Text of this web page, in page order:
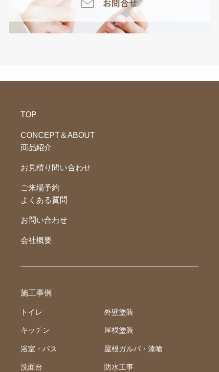
TOP
CONCEPT＆ABOUT
商品紹介
お見積り問い合わせ
ご来場予約
よくある質問
お問い合わせ
会社概要
施工事例
トイレ
キッチン
浴室・バス
洗面台
外壁塗装
屋根塗装
屋根ガルバ・漆喰
防水工事